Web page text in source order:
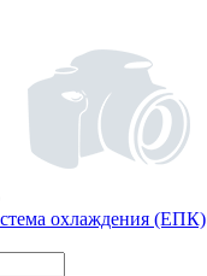
охлаждения (ЕПК)